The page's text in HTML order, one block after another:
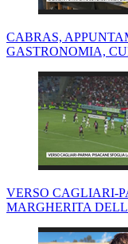
CABRAS,
GASTRONOMIA,
VERSO CAGLIARI-
MARGHERITA